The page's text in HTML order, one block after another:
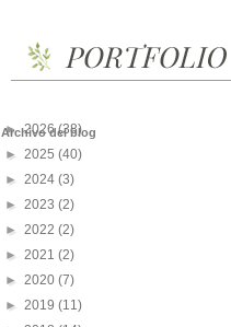
Archivo del blog
►2026(38)
► 2025 (40)
► 2024 (3)
► 2023 (2)
► 2022 (2)
► 2021 (2)
► 2020 (7)
► 2019 (11)